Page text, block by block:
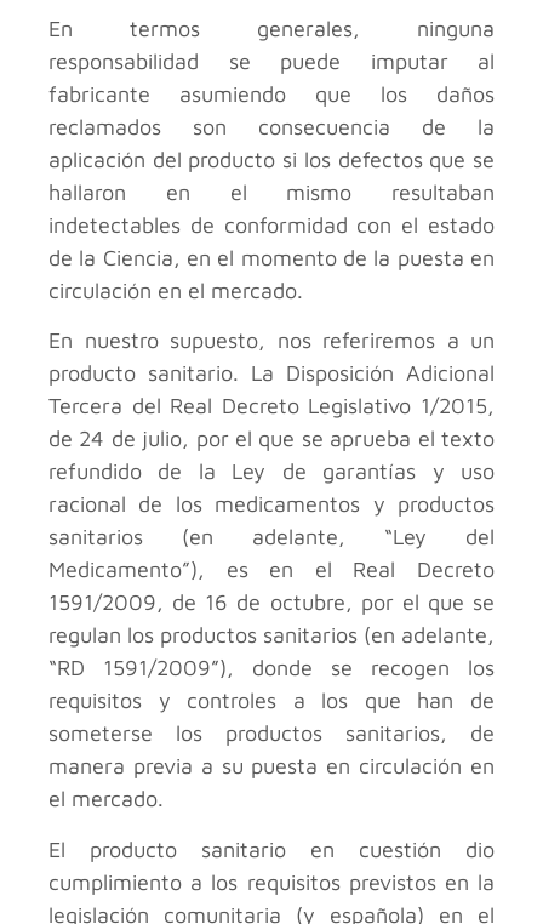
En termos generales, ninguna
responsabilidad se puede imputar al
fabricante asumiendo que los daños
reclamados son consecuencia de la
aplicación del producto si los defectos que se
hallaron en el mismo resultaban
indetectables de conformidad con el estado
de la Ciencia, en el momento de la puesta en
circulación en el mercado.
En nuestro supuesto, nos referiremos a un
producto sanitario. La Disposición Adicional
Tercera del Real Decreto Legislativo 1/2015,
de 24 de julio, por el que se aprueba el texto
refundido de la Ley de garantías y uso
racional de los medicamentos y productos
sanitarios (en adelante, “Ley del
Medicamento”), es en el Real Decreto
1591/2009, de 16 de octubre, por el que se
regulan los productos sanitarios (en adelante,
“RD 1591/2009”), donde se recogen los
requisitos y controles a los que han de
someterse los productos sanitarios, de
manera previa a su puesta en circulación en
el mercado.
El producto sanitario en cuestión dio
cumplimiento a los requisitos previstos en la
legislación comunitaria (y española) en el